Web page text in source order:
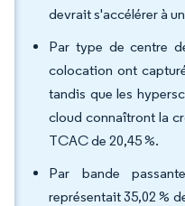
devrait s'accélérer à
Par type de centre
colocation ont
tandis que les
cloud connaîtront la
TCAC de 20,45 %.
Par bande
représentait 35,02 %